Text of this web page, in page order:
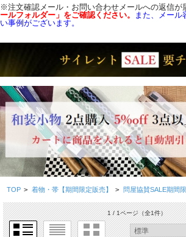
※注文確認メール・お問い合わせメールへの返信が
ールフォルダー」をご確認ください。
また、メール
い事例がございます。
TOP > 着物・帯【期間限定販売】 > 問屋協賛SALE期間
1 / 1ページ（全1件）